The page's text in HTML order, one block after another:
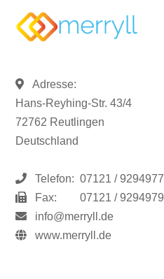
Adresse:
Hans-Reyhing-Str. 43/4
72762 Reutlingen
Deutschland
Telefon: 07121 / 9294977
Fax:
07121 / 9294979
info@merryll.de
www.merryll.de